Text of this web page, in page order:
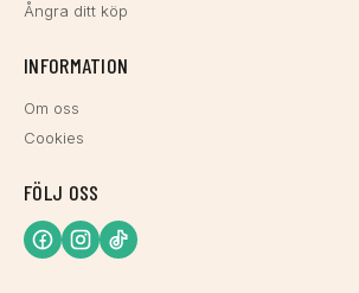
Ångra ditt köp
INFORMATION
Om oss
Cookies
FÖLJ OSS